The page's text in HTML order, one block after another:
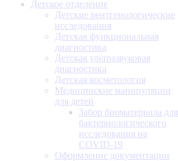
Детское отделение
Детские рентгенологические
исследования
Детская функциональная
диагностика
Детская ультразвуковая
диагностика
Детская косметология
Медицинские манипуляции
для детей
Забор биоматериала для
бактериологического
исследования на
COVID-19
Оформление документации